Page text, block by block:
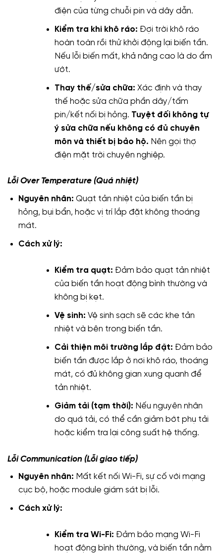
điện của từng chuỗi pin và dây dẫn.
Kiểm tra khi khô ráo: Đợi trời khô ráo
hoàn toàn rồi thử khởi động lại biến tần.
Nếu lỗi biến mất, khả năng cao là do ẩm
ướt.
Thay thế/sửa chữa: Xác định và thay
thế hoặc sửa chữa phần dây/tấm
pin/kết nối bị hỏng. Tuyệt đối không tự
ý sửa chữa nếu không có đủ chuyên
môn và thiết bị bảo hộ. Nên gọi thợ
điện mặt trời chuyên nghiệp.
Lỗi Over Temperature (Quá nhiệt)
Nguyên nhân: Quạt tản nhiệt của biến tần bị
hỏng, bụi bẩn, hoặc vị trí lắp đặt không thoáng
mát.
Cách xử lý:
Kiểm tra quạt: Đảm bảo quạt tản nhiệt
của biến tần hoạt động bình thường và
không bị kẹt.
Vệ sinh: Vệ sinh sạch sẽ các khe tản
nhiệt và bên trong biến tần.
Cải thiện môi trường lắp đặt: Đảm bảo
biến tần được lắp ở nơi khô ráo, thoáng
mát, có đủ không gian xung quanh để
tản nhiệt.
Giảm tải (tạm thời): Nếu nguyên nhân
do quá tải, có thể cần giảm bớt phụ tải
hoặc kiểm tra lại công suất hệ thống.
Lỗi Communication (Lỗi giao tiếp)
Nguyên nhân: Mất kết nối Wi-Fi, sự cố với mạng
cục bộ, hoặc module giám sát bị lỗi.
Cách xử lý:
Kiểm tra Wi-Fi: Đảm bảo mạng Wi-Fi
hoạt động bình thường, và biến tần nằm